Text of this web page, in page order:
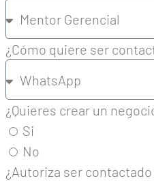
¿Cómo quiere ser
¿Quieres crear un
Si
No
¿Autoriza ser